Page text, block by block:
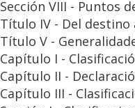
Sección VIII - Puntos
Título IV - Del destino
Título V -
Capítulo I -
Capítulo II -
Capítulo III -